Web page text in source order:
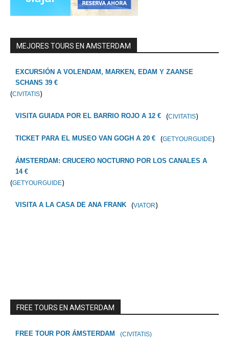
MEJORES TOURS EN AMSTERDAM
EXCURSIÓN A VOLENDAM, MARKEN, EDAM Y ZAANSE
SCHANS 39 €
(CIVITATIS)
VISITA GUIADA POR EL BARRIO ROJO A 12 € (CIVITATIS)
TICKET PARA EL MUSEO VAN GOGH A 20 € (GETYOURGUIDE)
ÁMSTERDAM: CRUCERO NOCTURNO POR LOS CANALES A
14 €
(GETYOURGUIDE)
VISITA A LA CASA DE ANA FRANK (VIATOR)
FREE TOURS EN AMSTERDAM
FREE TOUR POR ÁMSTERDAM (CIVITATIS)